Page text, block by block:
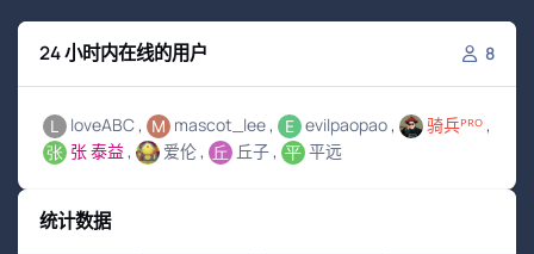
24 小时内在线的用户 8
loveABC mascot_lee evilpaopao
骑兵ᴾᴿᴼ
张 泰益
爱伦 丘子 平远
统计数据